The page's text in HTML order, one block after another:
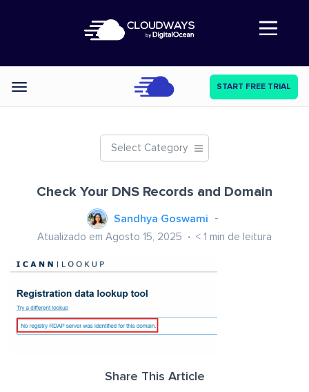
Abre a navegação
Categories START FREE TRIAL
Select Category
Check Your DNS Records and Domain
Sandhya Goswami
Atualizado em Agosto 15, 2025 < 1 min de leitura
Share This Article